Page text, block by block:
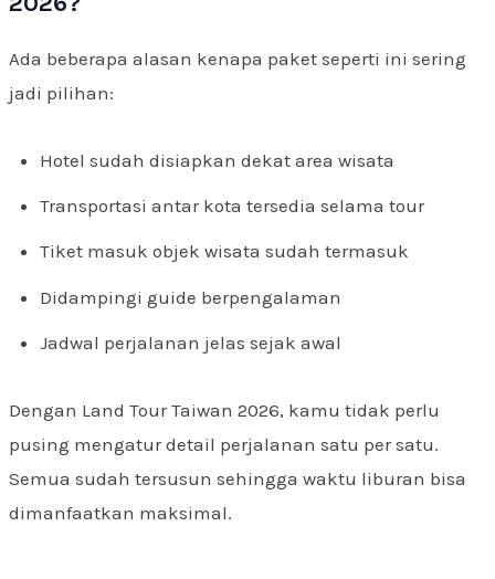
Ada beberapa alasan kenapa paket seperti ini sering
jadi pilihan:
Hotel sudah disiapkan dekat area wisata
Transportasi antar kota tersedia selama tour
Tiket masuk objek wisata sudah termasuk
Didampingi guide berpengalaman
Jadwal perjalanan jelas sejak awal
Dengan Land Tour Taiwan 2026, kamu tidak perlu
pusing mengatur detail perjalanan satu per satu.
Semua sudah tersusun sehingga waktu liburan bisa
dimanfaatkan maksimal.